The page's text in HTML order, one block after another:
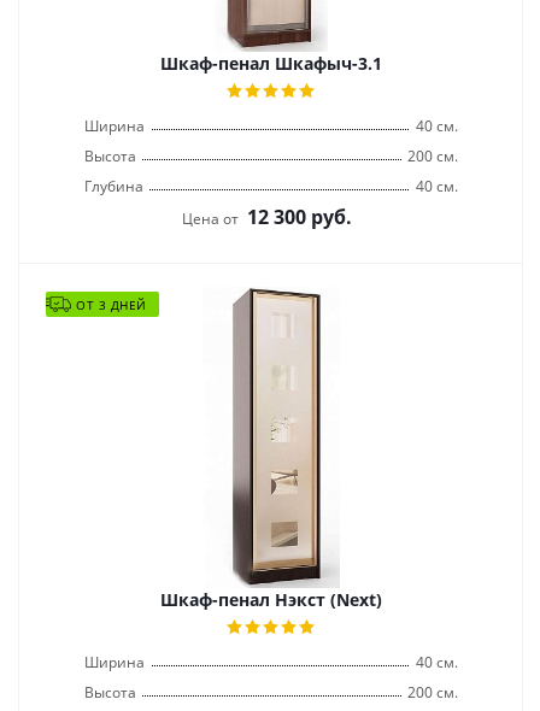
Шкаф-пенал Шкафыч-3.1
Ширина
40 см.
Высота
200 см.
Глубина
40 см.
Цена от 12 300 руб.
ОТ 3 ДНЕЙ
Шкаф-пенал Нэкст (Next)
Ширина
40 см.
Высота
200 см.